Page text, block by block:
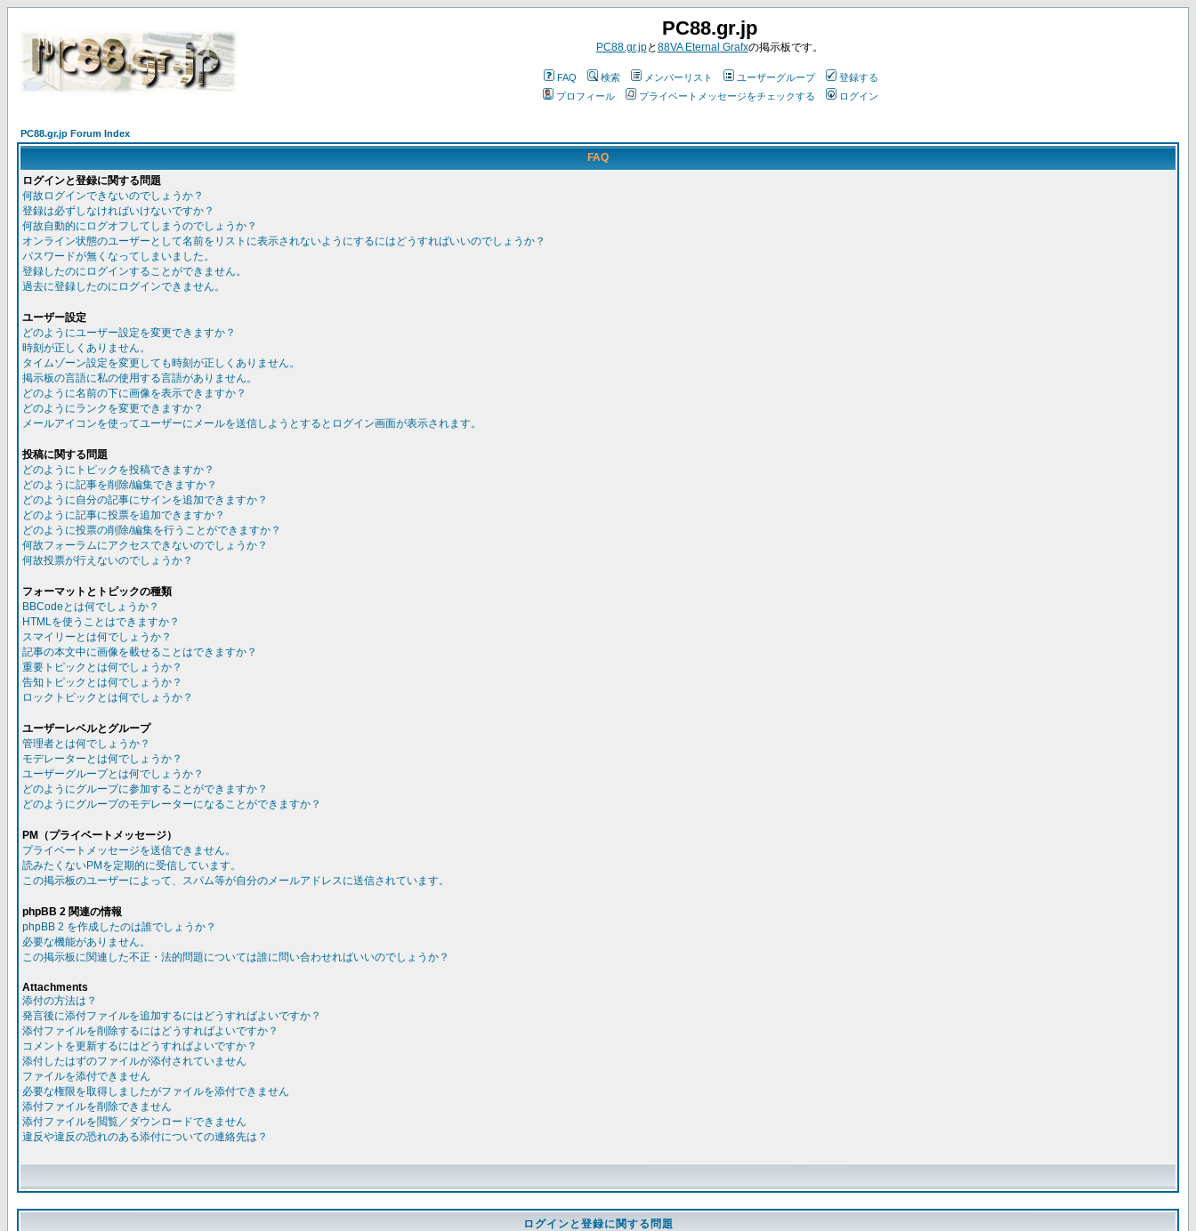
PC88.gr.jp
PC88.gr.jpと88VA Eternal Grafxの掲示板です。
FAQ 検索 メンバーリスト ユーザーグループ
登録する
プロフィール
プライベートメッセージをチェックする ログイン
PC88.gr.jp Forum Index
FAQ
ログインと登録に関する問題
何故ログインできないのでしょうか？
登録は必ずしなければいけないですか？
何故自動的にログオフしてしまうのでしょうか？
オンライン状態のユーザーとして名前をリストに表示されないようにするにはどうすればいいのでしょうか？
パスワードが無くなってしまいました。
登録したのにログインすることができません。
過去に登録したのにログインできません。
ユーザー設定
どのようにユーザー設定を変更できますか？
時刻が正しくありません。
タイムゾーン設定を変更しても時刻が正しくありません。
掲示板の言語に私の使用する言語がありません。
どのように名前の下に画像を表示できますか？
どのようにランクを変更できますか？
メールアイコンを使ってユーザーにメールを送信しようとするとログイン画面が表示されます。
投稿に関する問題
どのようにトピックを投稿できますか？
どのように記事を削除/編集できますか？
どのように自分の記事にサインを追加できますか？
どのように記事に投票を追加できますか？
どのように投票の削除/編集を行うことができますか？
何故フォーラムにアクセスできないのでしょうか？
何故投票が行えないのでしょうか？
フォーマットとトピックの種類
BBCodeとは何でしょうか？
HTMLを使うことはできますか？
スマイリーとは何でしょうか？
記事の本文中に画像を載せることはできますか？
重要トピックとは何でしょうか？
告知トピックとは何でしょうか？
ロックトピックとは何でしょうか？
ユーザーレベルとグループ
管理者とは何でしょうか？
モデレーターとは何でしょうか？
ユーザーグループとは何でしょうか？
どのようにグループに参加することができますか？
どのようにグループのモデレーターになることができますか？
PM（プライベートメッセージ）
プライベートメッセージを送信できません。
読みたくないPMを定期的に受信しています。
この掲示板のユーザーによって、スパム等が自分のメールアドレスに送信されています。
phpBB 2 関連の情報
phpBB 2 を作成したのは誰でしょうか？
必要な機能がありません。
この掲示板に関連した不正・法的問題については誰に問い合わせればいいのでしょうか？
Attachments
添付の方法は？
発言後に添付ファイルを追加するにはどうすればよいですか？
添付ファイルを削除するにはどうすればよいですか？
コメントを更新するにはどうすればよいですか？
添付したはずのファイルが添付されていません
ファイルを添付できません
必要な権限を取得しましたがファイルを添付できません
添付ファイルを削除できません
添付ファイルを閲覧／ダウンロードできません
違反や違反の恐れのある添付についての連絡先は？
ログインと登録に関する問題